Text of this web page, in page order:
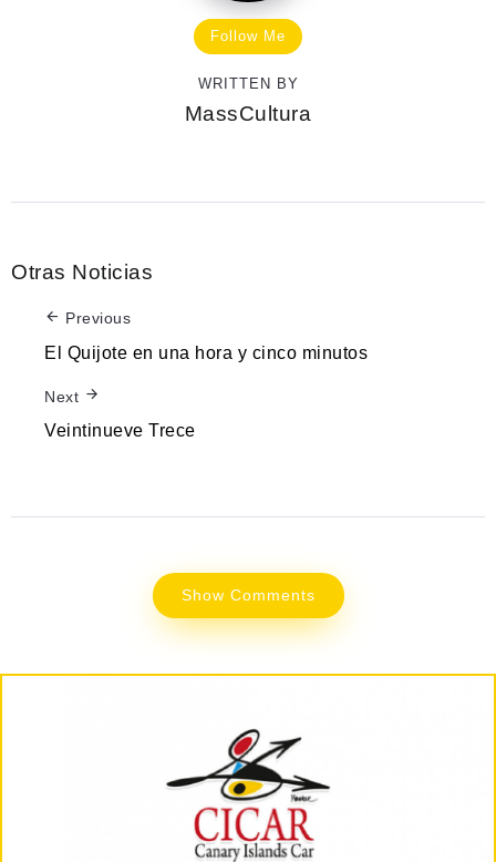
Follow Me
WRITTEN BY
MassCultura
Otras Noticias
Previous
El Quijote en una hora y cinco minutos
Next
Veintinueve Trece
Show Comments